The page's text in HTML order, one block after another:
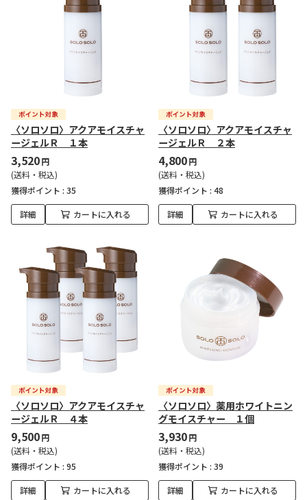
〈ソロソロ〉アクアモイスチャ
ージェルＲ １本
3,520円
(送料・税込)
獲得ポイント : 35
詳細 カートに入れる
〈ソロソロ〉アクアモイスチャ
ージェルＲ ２本
4,800円
(送料・税込)
獲得ポイント : 48
詳細 カートに入れる
〈ソロソロ〉アクアモイスチャ
ージェルＲ ４本
9,500円
(送料・税込)
獲得ポイント : 95
詳細 カートに入れる
〈ソロソロ〉薬用ホワイトニン
グモイスチャー １個
3,930円
(送料・税込)
獲得ポイント : 39
詳細 カートに入れる